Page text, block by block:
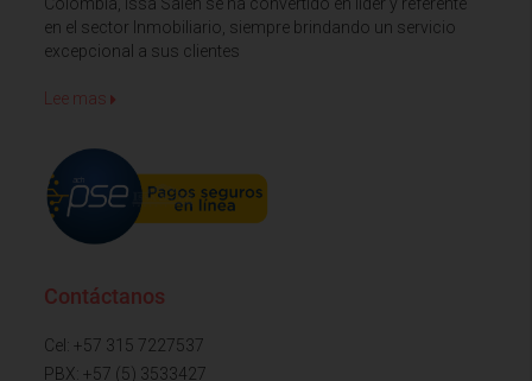
en el sector Inmobiliario, siempre brindando un servicio
excepcional a sus clientes
Lee mas
Contáctanos
Cel: +57 315 7227537
PBX: +57 (5) 3533427